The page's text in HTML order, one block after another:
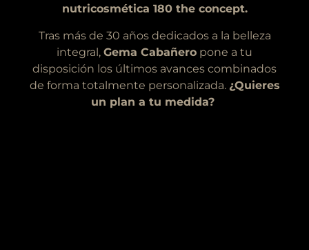
nutricosmética 180 the concept.
Tras más de 30 años dedicados a la belleza
integral, Gema Cabañero pone a tu
disposición los últimos avances combinados
de forma totalmente personalizada. ¿Quieres
un plan a tu medida?